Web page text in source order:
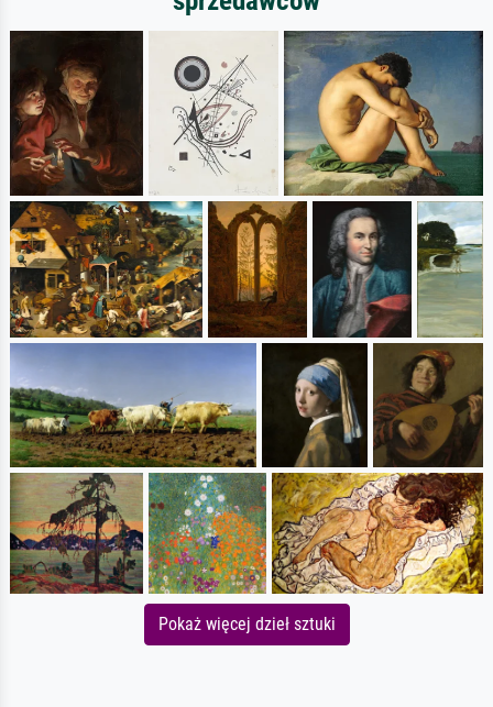
Pokaż więcej dzieł sztuki